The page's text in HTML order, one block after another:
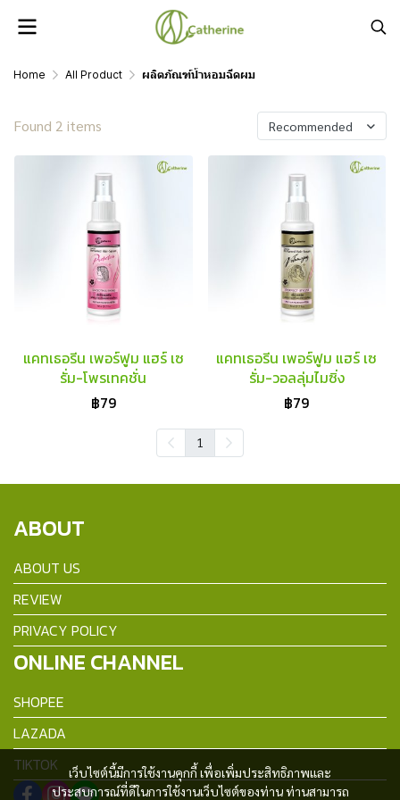
Home All Product ผลิตภัณฑ์น้ำหอมฉีดผม
Found 2 items Recommended
แคทเธอรีน เพอร์ฟูม แฮร์ เซ
รั่ม-โพรเทคชั่น
฿79
แคทเธอรีน เพอร์ฟูม แฮร์ เซ
รั่ม-วอลลุ่มไมซิ่ง
฿79
1
เว็บไซต์นี้มีการใช้งานคุกกี้ เพื่อเพิ่มประสิทธิภาพและ
ประสบการณ์ที่ดีในการใช้งานเว็บไซต์ของท่าน ท่านสามารถ
ABOUT
ABOUT US
REVIEW
PRIVACY POLICY
ONLINE CHANNEL
SHOPEE
LAZADA
TIKTOK